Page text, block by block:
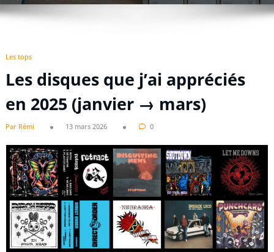
Les tops
Les disques que j’ai appréciés
en 2025 (janvier → mars)
Par Rémi 13 mars 2026 0